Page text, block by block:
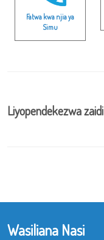
Fatwa kwa njia ya
Simu
Liyopendekezwa zaidi
Wasiliana Nasi